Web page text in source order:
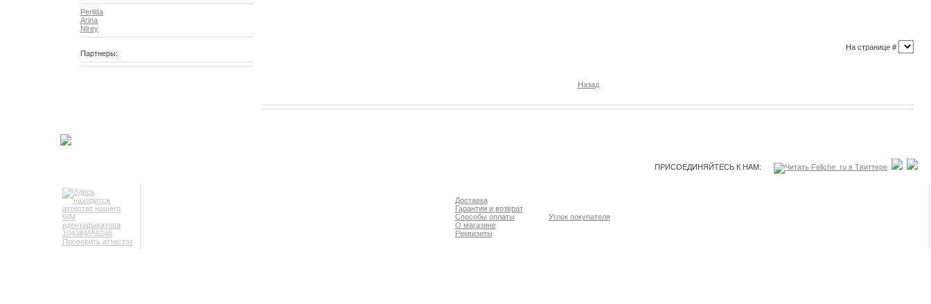
Perlitta
Arina
Nirey
Партнеры:
На странице #
Назад
ПРИСОЕДИНЯЙТЕСЬ К НАМ:
Проверить аттестат
Доставка
Гарантии и возврат
Способы оплаты
О магазине
Реквизиты
Углок покупателя